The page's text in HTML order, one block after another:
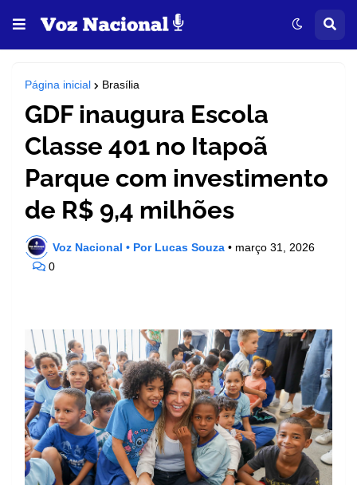
Página inicial Brasília
GDF inaugura Escola
Classe 401 no Itapoã
Parque com investimento
de R$ 9,4 milhões
Voz Nacional • Por Lucas Souza • março 31, 2026
0